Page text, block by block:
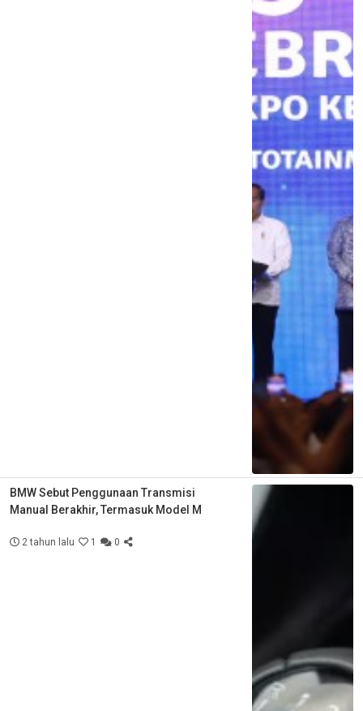
BMW Sebut Penggunaan Transmisi
Manual Berakhir, Termasuk Model M
2 tahun lalu 1 0